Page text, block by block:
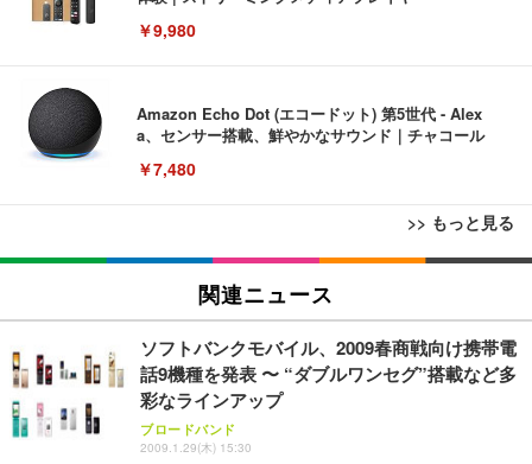
￥9,980
Amazon Echo Dot (エコードット) 第5世代 - Alex
a、センサー搭載、鮮やかなサウンド｜チャコール
￥7,480
>> もっと見る
[EdoErgo] オフィスチェア 椅子 テレワーク 疲れな
い 跳ね上げ式アームレスト コンパクト 約105度ロッ
キング pc 事務椅子 360度回転 座面昇降 強化ナイロ
(黒網+黒枠+黒足)
￥5,699
SIHOO B100 オフィスチェア／デスクチェア メッシ
ュチェア 人間工学 疲れない ブラック
EIZO ビジネス向けプレミアムモニター | FlexScan
EV3240X-WT | 31.5型4K UHD・USB Type-C・ホワ
￥105,595
EIZO ビジネス向けプレミアムモニター | FlexScan
EV2740X-WT | 27.0型4K UHD・USB Type-C・ホワ
イト
Amazonベーシック ペットシーツ 薄型 レギュラー 1
回使い捨て 無香料 ホワイト 300枚
￥3,373
Amazonベーシック ペットシーツ 厚型 ワイド 42枚
x2袋(84枚) ホワイト(吸収面:ライトブルー)
関連ニュース
ソフトバンクモバイル、2009春商戦向け携帯電
話9機種を発表 〜 “ダブルワンセグ”搭載など多
彩なラインアップ
ブロードバンド
2009.1.29(木) 15:30